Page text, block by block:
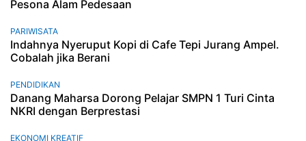
Pesona Alam Pedesaan
PARIWISATA
Indahnya Nyeruput Kopi di Cafe Tepi Jurang Ampel.
Cobalah jika Berani
PENDIDIKAN
Danang Maharsa Dorong Pelajar SMPN 1 Turi Cinta
NKRI dengan Berprestasi
EKONOMI KREATIF